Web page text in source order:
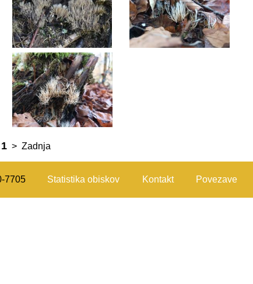
1 > Zadnja
7705 Statistika obiskov Kontakt Povezave